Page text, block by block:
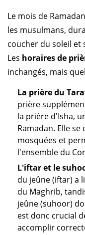
Le mois de
les musulmans,
coucher du soleil et
Les horaires de
inchangés, mais
La prière du
prière
la prière d'Isha,
Ramadan. Elle
mosquées et
l'ensemble du
L'iftar et le
du jeûne (iftar) a
du Maghrib,
jeûne (suhoor)
est donc crucial
accomplir